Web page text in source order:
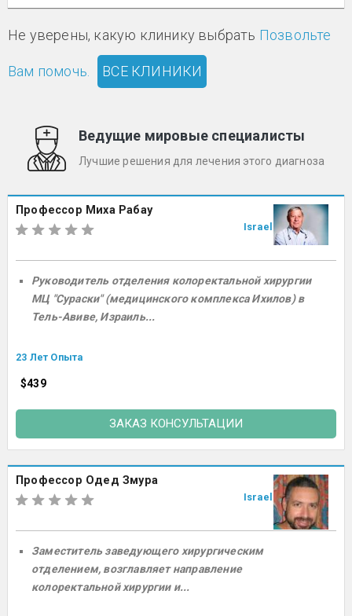
Не уверены, какую клинику выбрать Позвольте
Вам помочь. ВСЕ КЛИНИКИ
Ведущие мировые специалисты
Лучшие решения для лечения этого диагноза
Профессор Миха Рабау
Israel
Руководитель отделения колоректальной хирургии
МЦ "Сураски" (медицинского комплекса Ихилов) в
Тель-Авиве, Израиль...
23 Лет Опыта
$439
ЗАКАЗ КОНСУЛЬТАЦИИ
Профессор Одед Змура
Israel
Заместитель заведующего хирургическим
отделением, возглавляет направление
колоректальной хирургии и...